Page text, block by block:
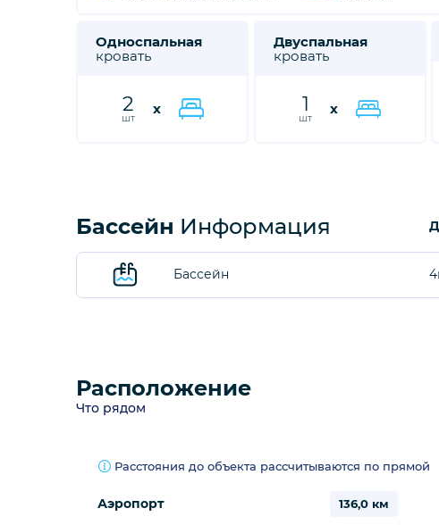
Односпальная
кровать
2
шт
x
Двуспальная
кровать
1
шт
x
Бассейн Информация
Бассейн
Расположение
Что рядом
Расстояния до объекта рассчитываются по прямой
Аэропорт 136,0 км